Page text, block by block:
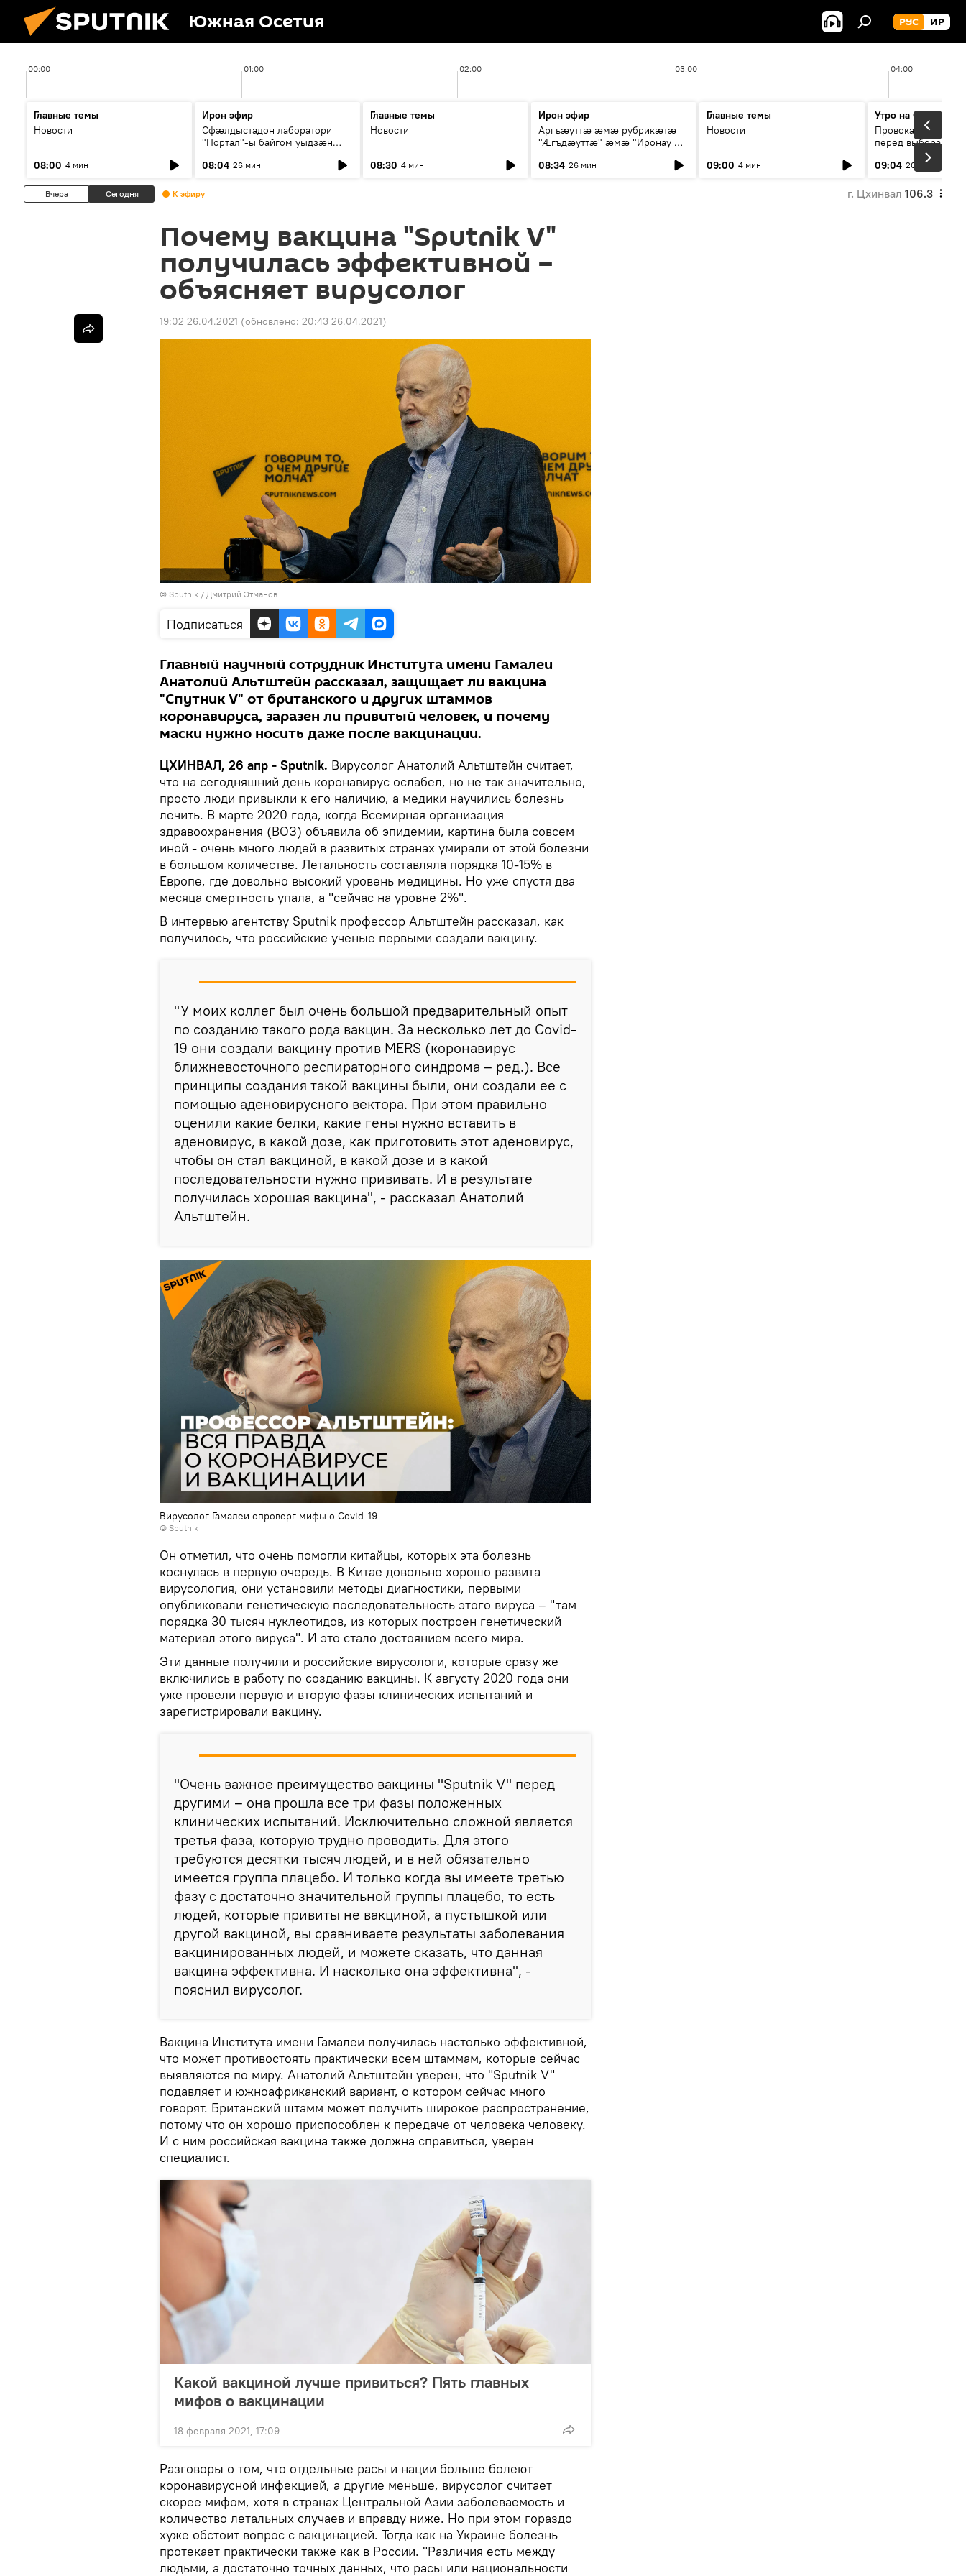
Южная Осетия РУС ИР
00:00 01:00 02:00 03:00 04:00
Главные темы
Новости
08:00 4 мин
Ирон эфир
Сфæлдыстадон лаборатори
"Портал"-ы байгом уыдзæн
Æхсары куыстыты равдыст
08:04 26 мин
Главные темы
Новости
08:30 4 мин
Ирон эфир
Аргъæуттæ æмæ рубрикæтæ
"Æгъдæуттæ" æмæ "Иронау æй
08:34 26 мин
Главные темы
Новости
09:00 4 мин
Утро на Спутнике
Провокации со
перед выборами в
09:04 20 мин
Вчера Сегодня К эфиру г. Цхинвал 106.3
Почему вакцина "Sputnik V"
получилась эффективной –
объясняет вирусолог
19:02 26.04.2021 (обновлено: 20:43 26.04.2021)
© Sputnik / Дмитрий Этманов
Подписаться
Главный научный сотрудник Института имени Гамалеи
Анатолий Альтштейн рассказал, защищает ли вакцина
"Спутник V" от британского и других штаммов
коронавируса, заразен ли привитый человек, и почему
маски нужно носить даже после вакцинации.
ЦХИНВАЛ, 26 апр - Sputnik. Вирусолог Анатолий Альтштейн считает,
что на сегодняшний день коронавирус ослабел, но не так значительно,
просто люди привыкли к его наличию, а медики научились болезнь
лечить. В марте 2020 года, когда Всемирная организация
здравоохранения (ВОЗ) объявила об эпидемии, картина была совсем
иной - очень много людей в развитых странах умирали от этой болезни
в большом количестве. Летальность составляла порядка 10-15% в
Европе, где довольно высокий уровень медицины. Но уже спустя два
месяца смертность упала, а "сейчас на уровне 2%".
В интервью агентству Sputnik профессор Альтштейн рассказал, как
получилось, что российские ученые первыми создали вакцину.
"У моих коллег был очень большой предварительный опыт
по созданию такого рода вакцин. За несколько лет до Covid-
19 они создали вакцину против MERS (коронавирус
ближневосточного респираторного синдрома – ред.). Все
принципы создания такой вакцины были, они создали ее с
помощью аденовирусного вектора. При этом правильно
оценили какие белки, какие гены нужно вставить в
аденовирус, в какой дозе, как приготовить этот аденовирус,
чтобы он стал вакциной, в какой дозе и в какой
последовательности нужно прививать. И в результате
получилась хорошая вакцина", - рассказал Анатолий
Альтштейн.
Вирусолог Гамалеи опроверг мифы о Covid-19
© Sputnik
Он отметил, что очень помогли китайцы, которых эта болезнь
коснулась в первую очередь. В Китае довольно хорошо развита
вирусология, они установили методы диагностики, первыми
опубликовали генетическую последовательность этого вируса – "там
порядка 30 тысяч нуклеотидов, из которых построен генетический
материал этого вируса". И это стало достоянием всего мира.
Эти данные получили и российские вирусологи, которые сразу же
включились в работу по созданию вакцины. К августу 2020 года они
уже провели первую и вторую фазы клинических испытаний и
зарегистрировали вакцину.
"Очень важное преимущество вакцины "Sputnik V" перед
другими – она прошла все три фазы положенных
клинических испытаний. Исключительно сложной является
третья фаза, которую трудно проводить. Для этого
требуются десятки тысяч людей, и в ней обязательно
имеется группа плацебо. И только когда вы имеете третью
фазу с достаточно значительной группы плацебо, то есть
людей, которые привиты не вакциной, а пустышкой или
другой вакциной, вы сравниваете результаты заболевания
вакцинированных людей, и можете сказать, что данная
вакцина эффективна. И насколько она эффективна", -
пояснил вирусолог.
Вакцина Института имени Гамалеи получилась настолько эффективной,
что может противостоять практически всем штаммам, которые сейчас
выявляются по миру. Анатолий Альтштейн уверен, что "Sputnik V"
подавляет и южноафриканский вариант, о котором сейчас много
говорят. Британский штамм может получить широкое распространение,
потому что он хорошо приспособлен к передаче от человека человеку.
И с ним российская вакцина также должна справиться, уверен
специалист.
Какой вакциной лучше привиться? Пять главных
мифов о вакцинации
18 февраля 2021, 17:09
Разговоры о том, что отдельные расы и нации больше болеют
коронавирусной инфекцией, а другие меньше, вирусолог считает
скорее мифом, хотя в странах Центральной Азии заболеваемость и
количество летальных случаев и вправду ниже. Но при этом гораздо
хуже обстоит вопрос с вакцинацией. Тогда как на Украине болезнь
протекает практически также как в России. "Различия есть между
людьми, а достаточно точных данных, что расы или национальности